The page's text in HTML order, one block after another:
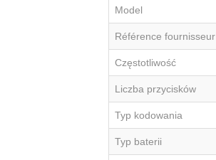
Model
Référence fournisseur
Częstotliwość
Liczba przycisków
Typ kodowania
Typ baterii